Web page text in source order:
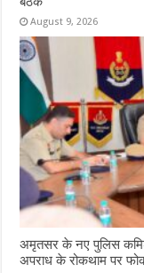
August 9, 2026
अमृतसर के नए पुलिस
अपराध के रोकथाम पर